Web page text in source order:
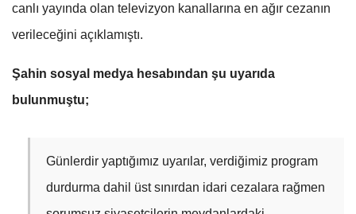
canlı yayında olan televizyon kanallarına en ağır cezanın
verileceğini açıklamıştı.
Şahin sosyal medya hesabından şu uyarıda
bulunmuştu;
Günlerdir yaptığımız uyarılar, verdiğimiz program
durdurma dahil üst sınırdan idari cezalara rağmen